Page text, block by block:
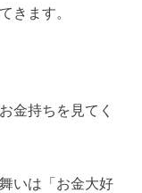
きます。
金持ちを見てく
いは「お金大好